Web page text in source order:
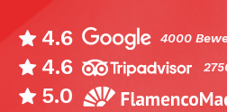
4.6 4000
4.6
5.0